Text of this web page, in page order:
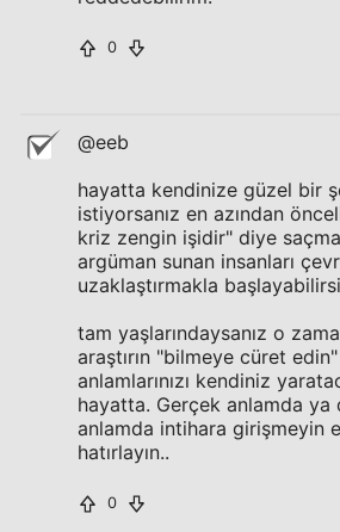
0
@eeb
hayatta kendinize güzel bir
istiyorsanız en azından
kriz zengin işidir" diye
argüman sunan insanları
uzaklaştırmakla
tam yaşlarındaysanız o
araştırın "bilmeye cüret
anlamlarınızı kendiniz
hayatta. Gerçek anlamda ya
anlamda intihara girişmeyin
hatırlayın..
0